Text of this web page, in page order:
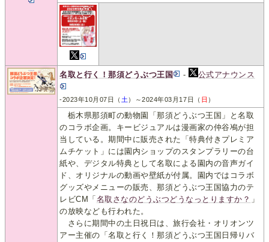
名取と行く！那須どうぶつ王国 - 公式アナウンス
-2023年10月07日（ 土）～2024年03月17日（ 日 ）
栃木県那須町の動物園「那須どうぶつ王国」と名取
のコラボ企画。キービジュアルは漫画家の仲谷鳰が担
当している。期間中に販売された「特典付きプレミア
ムチケット」には園内ショップのスタンプラリーの台
紙や、デジタル特典として名取による園内の音声ガイ
ド、オリジナルの動画や壁紙が付属。園内ではコラボ
グッズやメニューの販売、那須どうぶつ王国協力のテ
レビCM「 名取さなのどうぶつどうなっとりますか？ 」
の放映なども行われた。
さらに期間中の土日祝日は、旅行会社・オリオンツ
アー主催の「名取と行く！那須どうぶつ王国日帰りバ